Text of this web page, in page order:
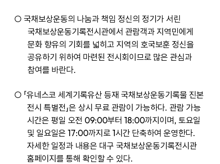
○ 국채보상운동의 나눔과 책임 정신의 정기가 서린
국채보상운동기록전시관에서 관람객과 지역민에게
문화 향유의 기회를 넓히고 지역의 호국보훈 정신을
공유하기 위하여 마련된 전시회이므로 많은 관심과
참여를 바란다.
○ 「유네스코 세계기록유산 등재 국채보상운동기록물 진본
전시 특별전」은 상시 무료 관람이 가능하다.관람 가능
시간은 평일 오전 09:00부터18:00까지이며, 토요일
및 일요일은17:00까지로1시간 단축하여 운영한다.
자세한 일정과 내용은 대구 국채보상운동기록전시관
홈페이지를 통해 확인할 수 있다.